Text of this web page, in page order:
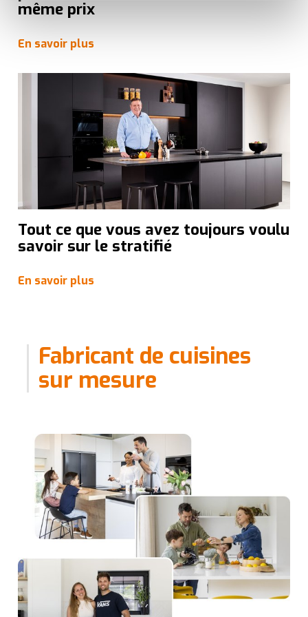
savoureuse et fluide. Ils assurent le
bon fonctionnement du site, offrent des analyses pour
améliorer votre expérience et ils nous aident à vous
dans lapolitique de cookies.
35 third partieswho may receive and
process your information.
même prix
En savoir plus
Tout ce que vous avez toujours voulu
savoir sur le stratifié
En savoir plus
Fabricant de cuisines
sur mesure